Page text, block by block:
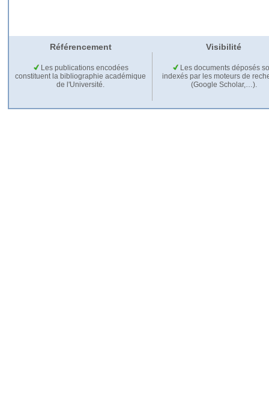
Référencement Visibilité
Les publications encodées
constituent la bibliographie académique
de l'Université.
Les documents déposés
indexés par les moteurs de
(Google Scholar,…).